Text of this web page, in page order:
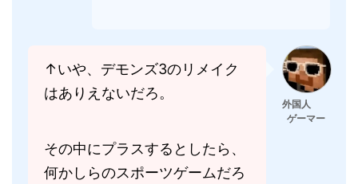
↑いや、デモンズ3のリメイク
はありえないだろ。
その中にプラスするとしたら、
何かしらのスポーツゲームだろ
外国人
ゲーマー